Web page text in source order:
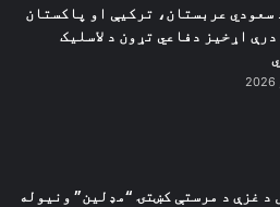
سعودي عربستان، ترکیې او پاکستان
اړخیز دفاعي تړون د لاسلیک
د غزې د مرستې کښتۍ “مډلین” ونیوله